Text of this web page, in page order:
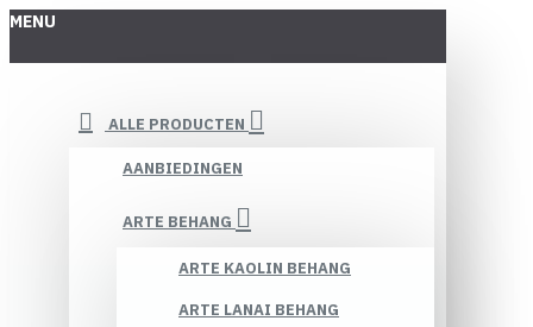
MENU
ALLE PRODUCTEN
AANBIEDINGEN
ARTE BEHANG
ARTE KAOLIN BEHANG
ARTE LANAI BEHANG